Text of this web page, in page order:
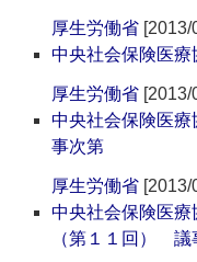
厚生労働省 [2013/
中央社会保険医
厚生労働省 [2013/
中央社会保険医
事次第
厚生労働省 [2013/
中央社会保険医
（第１１回） 議